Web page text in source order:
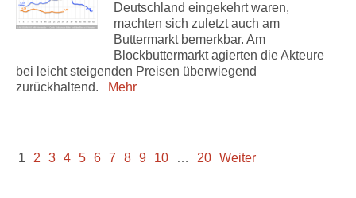
Deutschland eingekehrt waren,
machten sich zuletzt auch am
Buttermarkt bemerkbar. Am
Blockbuttermarkt agierten die Akteure
bei leicht steigenden Preisen überwiegend
zurückhaltend.
Mehr
1 2 3 4 5 6 7 8 9 10 … 20 Weiter